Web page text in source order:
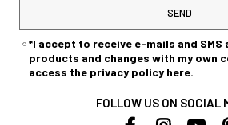
SEND
*I accept to receive e-mails and
products and changes with my own
access the privacy policy here.
FOLLOW US ON SOCIAL